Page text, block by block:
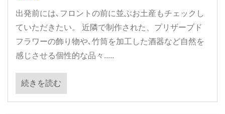
出発前には､フロントの前に並ぶお土産もチェックし
ていただきたい。 近隣で制作された、プリザーブド
フラワーの飾り物や､竹筒を加工した酒器など自然を
感じさせる個性的な品々.....
続きを読む